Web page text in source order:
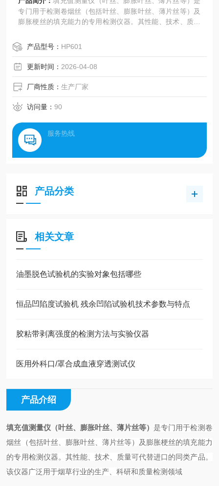
专门用于检测卷烟丝（包括叶丝、膨胀叶丝、薄片丝等）及
膨胀梗丝的填充能力的专用检测仪器。其性能、技术、质量
科研和质量检测领域
产品型号： HP601
更新时间： 2026-04-08
厂商性质：生产厂家
访问量：90
服务热线
产品分类
相关文章
油墨脱色试验机的实验对象包括哪些
恒品凹陷度试验机 残余凹陷试验机技术参数与特点
胶粘带剥离强度的检测方法与实验仪器
医用外科口/罩合成血液穿透测试仪
产品介绍
填充值测量仪（叶丝、膨胀叶丝、薄片丝等） 是专门用于检测卷
烟丝（包括叶丝、膨胀叶丝、薄片丝等）及膨胀梗丝的填充能力
的专用检测仪器。其性能、技术、质量可代替进口的同类产品。
该仪器广泛用于烟草行业的生产、科研和质量检测领域